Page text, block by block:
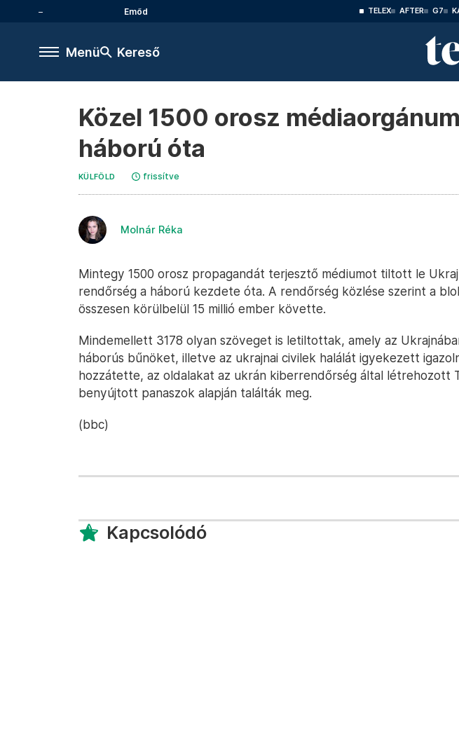
Emőd TELEX AFTER G7
Menü Kereső
Közel 1500 orosz
háború óta
KÜLFÖLD frissítve
Molnár Réka
Mintegy 1500 orosz propagandát terjesztő médiumot tiltott le
rendőrség a háború kezdete óta. A rendőrség közlése szerint a
összesen körülbelül 15 millió ember követte.
Mindemellett 3178 olyan szöveget is letiltottak, amely az
háborús bűnöket, illetve az ukrajnai civilek halálát igyekezett
hozzátette, az oldalakat az ukrán kiberrendőrség által létrehozott
benyújtott panaszok alapján találták meg.
(bbc)
Kapcsolódó